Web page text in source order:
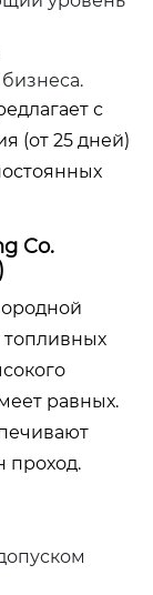
с
(от 25 дней)
Co.
топливных
равных.
проход.